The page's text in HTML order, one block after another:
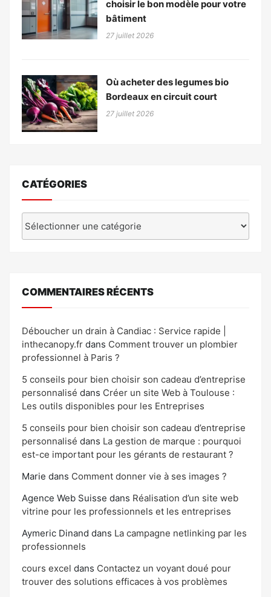
choisir le bon modèle pour votre
bâtiment
27 juillet 2026
Où acheter des legumes bio
Bordeaux en circuit court
27 juillet 2026
CATÉGORIES
COMMENTAIRES RÉCENTS
Déboucher un drain à Candiac : Service rapide |
inthecanopy.fr dans Comment trouver un plombier
professionnel à Paris ?
5 conseils pour bien choisir son cadeau d’entreprise
personnalisé dans Créer un site Web à Toulouse :
Les outils disponibles pour les Entreprises
5 conseils pour bien choisir son cadeau d’entreprise
personnalisé dans La gestion de marque : pourquoi
est-ce important pour les gérants de restaurant ?
Marie dans Comment donner vie à ses images ?
Agence Web Suisse dans Réalisation d’un site web
vitrine pour les professionnels et les entreprises
Aymeric Dinand dans La campagne netlinking par les
professionnels
cours excel dans Contactez un voyant doué pour
trouver des solutions efficaces à vos problèmes